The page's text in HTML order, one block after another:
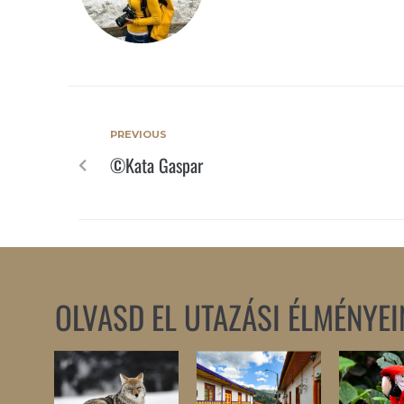
PREVIOUS
©Kata Gaspar
OLVASD EL UTAZÁSI